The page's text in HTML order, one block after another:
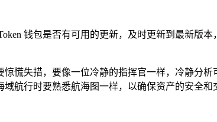
钱包是否有可用的更新，及时更新到最新版
惊慌失措，要像一位冷静的指挥官一样，冷静分
航行时要熟悉航海图一样，以确保资产的安全和